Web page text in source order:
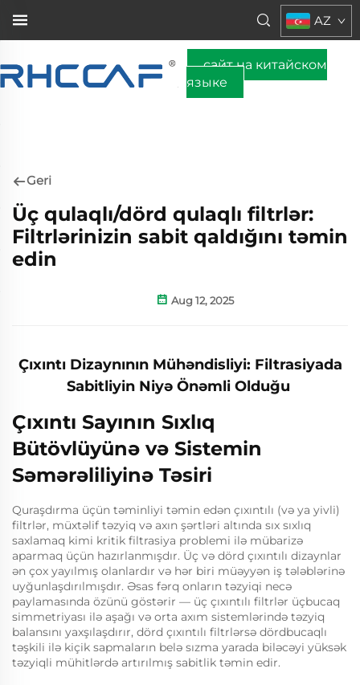
AZ
сайт на китайском
языке
Geri
Üç qulaqlı/dörd qulaqlı filtrlər:
Filtrlərinizin sabit qaldığını təmin
edin
Aug 12, 2025
Çıxıntı Dizaynının Mühəndisliyi: Filtrasiyada
Sabitliyin Niyə Önəmli Olduğu
Çıxıntı Sayının Sıxlıq
Bütövlüyünə və Sistemin
Səmərəliliyinə Təsiri
Quraşdırma üçün təminliyi təmin edən çıxıntılı (və ya yivli)
filtrlər, müxtəlif təzyiq və axın şərtləri altında sıx sıxlıq
saxlamaq kimi kritik filtrasiya problemi ilə mübarizə
aparmaq üçün hazırlanmışdır. Üç və dörd çıxıntılı dizaynlar
ən çox yayılmış olanlardır və hər biri müəyyən iş tələblərinə
uyğunlaşdırılmışdır. Əsas fərq onların təzyiqi necə
paylamasında özünü göstərir — üç çıxıntılı filtrlər üçbucaq
simmetriyası ilə aşağı və orta axım sistemlərində təzyiq
balansını yaxşılaşdırır, dörd çıxıntılı filtrlərsə dördbucaqlı
təşkili ilə kiçik sapmaların belə sızma yarada biləcəyi yüksək
təzyiqli mühitlərdə artırılmış sabitlik təmin edir.